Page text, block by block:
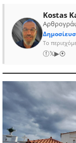
Kostas
Το
ⓕ𝕏▶⦿